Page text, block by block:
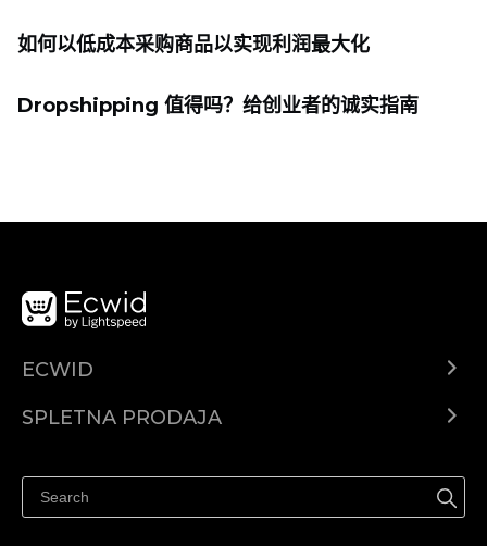
如何以低成本采购商品以实现利润最大化
Dropshipping 值得吗？给创业者的诚实指南
ECWID
SPLETNA PRODAJA
Prodaja na Instagramu